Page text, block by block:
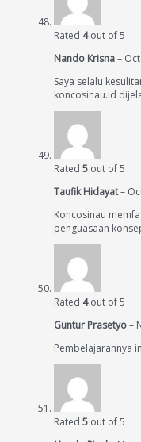
Rated 4out of 5
Nando Krisna–
Saya selalu
koncosinau.id
Rated 5 out of 5
Taufik Hidayat–
Koncosinau
penguasaan
Rated 4out of 5
Guntur Prasetyo–
Pembelajarannya
Rated 5 out of 5